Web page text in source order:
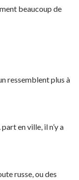
beaucoup de
ressemblent plus à
en ville, il n’y a
russe, ou des